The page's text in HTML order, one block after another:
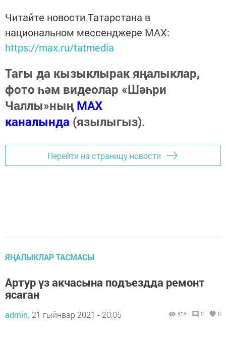
Читайте новости Татарстана в
национальном мессенджере MАХ:
https://max.ru/tatmedia
Тагы да кызыклырак яңалыклар,
фото һәм видеолар «Шәһри
Чаллы»ныңMAX
каналында (язылыгыз).
Перейти на страницу новости
ЯҢАЛЫКЛАР ТАСМАСЫ
Артур үз акчасына подъездда ремонт
ясаган
admin, 21 гыйнвар 2021 - 20:05 813 0 0